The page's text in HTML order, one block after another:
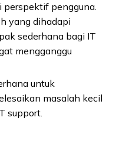
perspektif pengguna.
yang dihadapi
sederhana bagi IT
mengganggu
untuk
masalah kecil
support.